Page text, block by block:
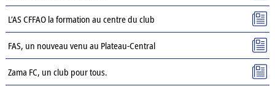
L’AS CFFAO la formation au centre du club
FAS, un nouveau venu au Plateau-Central
Zama FC, un club pour tous.